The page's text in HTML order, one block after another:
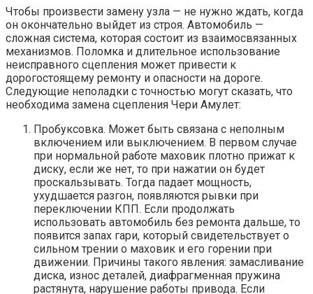
Чтобы произвести замену узла — не нужно ждать, когда
он окончательно выйдет из строя. Автомобиль —
сложная система, которая состоит из взаимосвязанных
механизмов. Поломка и длительное использование
неисправного сцепления может привести к
дорогостоящему ремонту и опасности на дороге.
Следующие неполадки с точностью могут сказать, что
необходима замена сцепления Чери Амулет:
Пробуксовка. Может быть связана с неполным
включением или выключением. В первом случае
при нормальной работе маховик плотно прижат к
диску, если же нет, то при нажатии он будет
проскальзывать. Тогда падает мощность,
ухудшается разгон, появляются рывки при
переключении КПП. Если продолжать
использовать автомобиль без ремонта дальше, то
появится запах гари, который свидетельствует о
сильном трении о маховик и его горении при
движении. Причины такого явления: замасливание
диска, износ деталей, диафрагменная пружина
растянута, нарушение работы привода. Если